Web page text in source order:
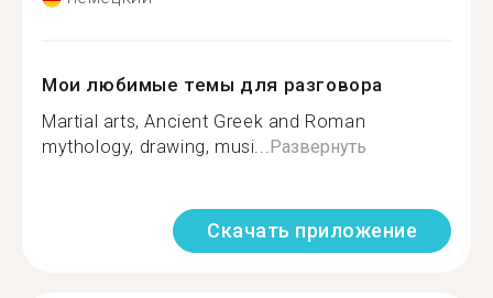
Мои любимые темы для разговора
Martial arts, Ancient Greek and Roman
mythology, drawing, musi...Развернуть
Скачать приложение